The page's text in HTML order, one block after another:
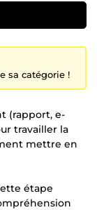
sa catégorie !
(rapport, e-
travailler la
mettre en
étape